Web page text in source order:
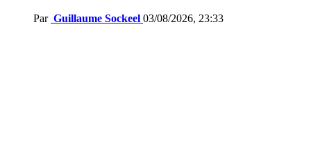
Par Guillaume Sockeel 03/08/2026, 23:33